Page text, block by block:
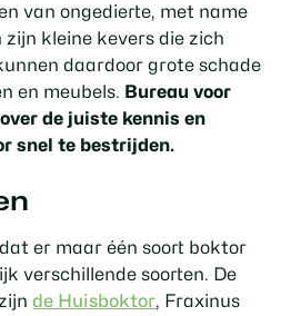
van ongedierte, met name
kleine kevers die zich
daardoor grote schade
en meubels. Bureau voor
de juiste kennis en
snel te bestrijden.
er maar één soort boktor
verschillende soorten. De
de Huisboktor, Fraxinus